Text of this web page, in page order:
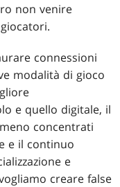
non venire
connessioni
modalità di gioco
e quello digitale, il
concentrati
e il continuo
e
creare false